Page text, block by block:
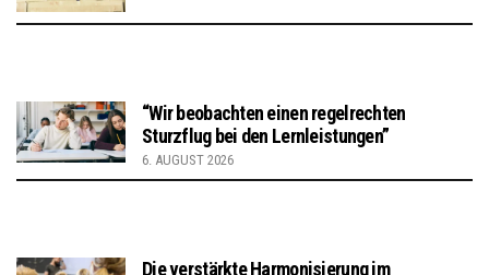
“Wir beobachten einen regelrechten
Sturzflug bei den Lernleistungen”
6. AUGUST 2026
Die verstärkte Harmonisierung im